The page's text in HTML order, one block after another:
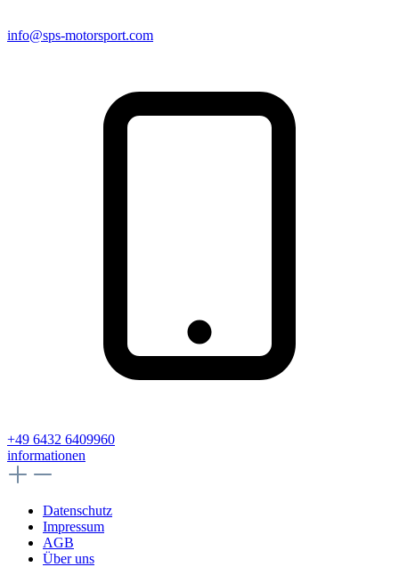
info@sps-motorsport.com
+49 6432 6409960
informationen
Datenschutz
Impressum
AGB
Über uns